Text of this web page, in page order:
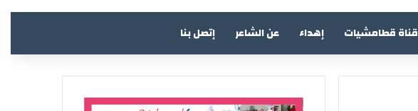
قناة قطامشيات إهداء عن الشاعر إتصل بنا